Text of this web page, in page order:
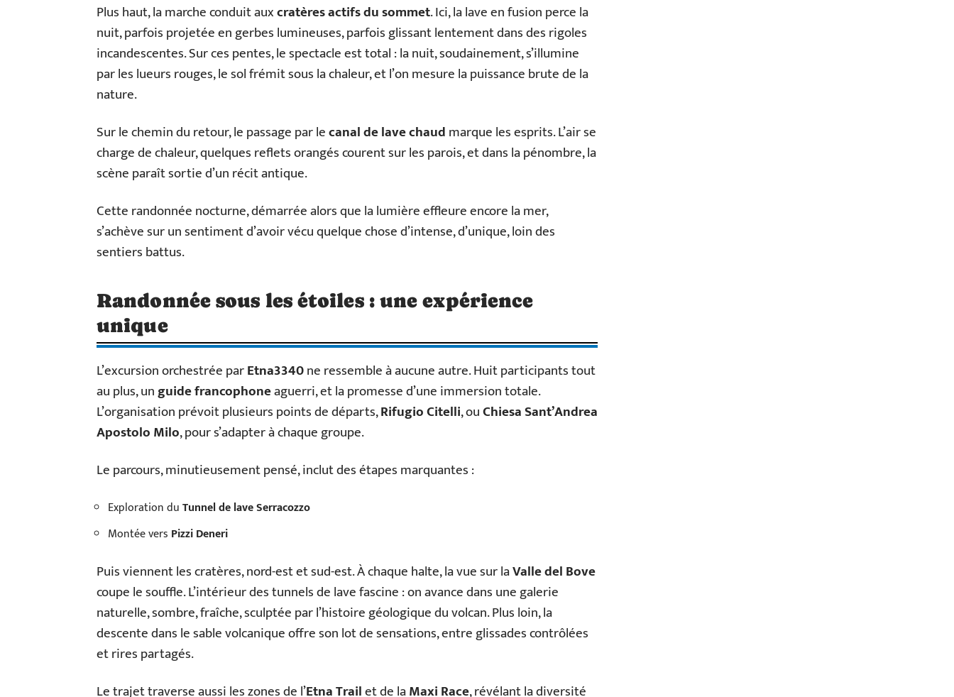
Plus haut, la marche conduit auxcratères actifs du sommet. Ici, la lave en fusion perce la
nuit, parfois projetée en gerbes lumineuses, parfois glissant lentement dans des rigoles
incandescentes. Sur ces pentes, le spectacle est total : la nuit, soudainement, s’illumine
par les lueurs rouges, le sol frémit sous la chaleur, et l’on mesure la puissance brute de la
nature.
Sur le chemin du retour, le passage par lecanal de lave chaudmarque les esprits. L’air se
charge de chaleur, quelques reflets orangés courent sur les parois, et dans la pénombre, la
scène paraît sortie d’un récit antique.
Cette randonnée nocturne, démarrée alors que la lumière effleure encore la mer,
s’achève sur un sentiment d’avoir vécu quelque chose d’intense, d’unique, loin des
sentiers battus.
Randonnée sous les étoiles : une expérience
unique
L’excursion orchestrée parEtna3340ne ressemble à aucune autre. Huit participants tout
au plus, unguide francophoneaguerri, et la promesse d’une immersion totale.
L’organisation prévoit plusieurs points de départs,Rifugio Citelli, ouChiesa Sant’Andrea
Apostolo Milo, pour s’adapter à chaque groupe.
Le parcours, minutieusement pensé, inclut des étapes marquantes :
Exploration duTunnel de lave Serracozzo
Montée vers Pizzi Deneri
Puis viennent les cratères, nord-est et sud-est. À chaque halte, la vue sur laValle del Bove
coupe le souffle. L’intérieur des tunnels de lave fascine : on avance dans une galerie
naturelle, sombre, fraîche, sculptée par l’histoire géologique du volcan. Plus loin, la
descente dans le sable volcanique offre son lot de sensations, entre glissades contrôlées
et rires partagés.
Le trajet traverse aussi les zones de l’Etna Trailet de laMaxi Race, révélant la diversité